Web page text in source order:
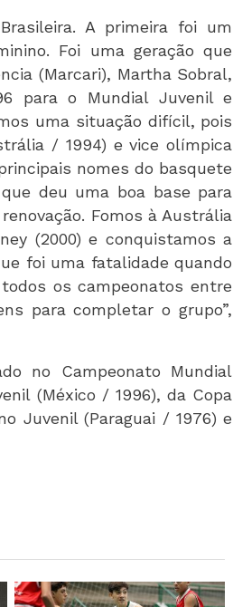
A primeira foi um
Foi uma geração que
(Marcari), Martha Sobral,
para o Mundial Juvenil e
uma situação difícil, pois
/ 1994) e vice olímpica
nomes do basquete
deu uma boa base para
Fomos à Austrália
(2000) e conquistamos a
foi uma fatalidade quando
os campeonatos entre
para completar o grupo”,
no Campeonato Mundial
(México / 1996), da Copa
Juvenil (Paraguai / 1976) e